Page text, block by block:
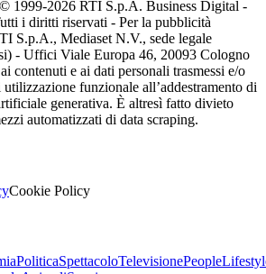
1999-2026 RTI S.p.A. Business Digital -
i diritti riservati - Per la pubblicità
S.p.A., Mediaset N.V., sede legale
- Uffici Viale Europa 46, 20093 Cologno
contenuti e ai dati personali trasmessi e/o
funzionale all’addestramento di
generativa. È altresì fatto divieto
automatizzati di data scraping.
Cookie Policy
PoliticaSpettacoloTelevisionePeople